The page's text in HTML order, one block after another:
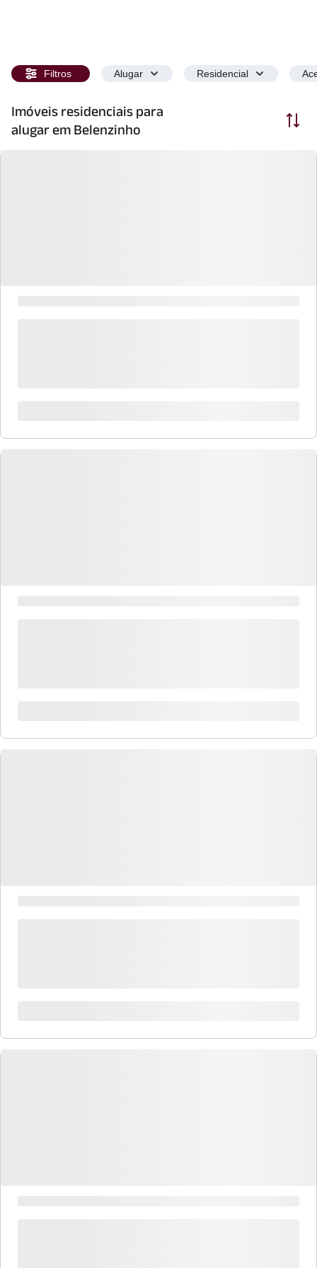
Filtros Alugar Residencial
Imóveis residenciais para
alugar em Belenzinho
Ordenar